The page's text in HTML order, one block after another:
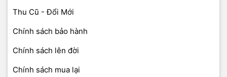
Thu Cũ - Đổi Mới
Chính sách bảo hành
Chính sách lên đời
Chính sách mua lại